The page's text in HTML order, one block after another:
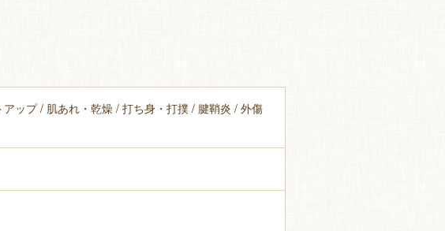
ップ / 肌あれ・乾燥 / 打ち身・打撲 / 腱鞘炎 / 外傷